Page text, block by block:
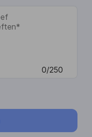
0/250